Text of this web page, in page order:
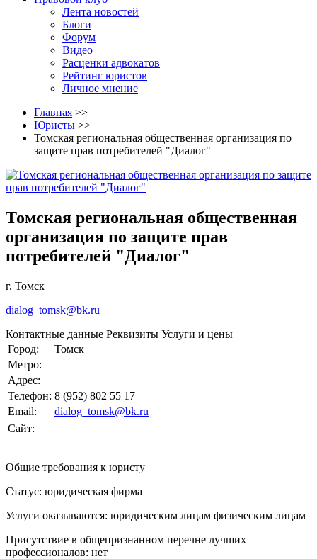
Лента новостей
Блоги
Форум
Видео
Расценки адвокатов
Рейтинг юристов
Личное мнение
Главная >>
Юристы >>
Томская региональная общественная организация по
защите прав потребителей "Диалог"
Томская региональная общественная
организация по защите прав
потребителей "Диалог"
г. Томск
dialog_tomsk@bk.ru
Контактные данные Реквизиты Услуги и цены
Город:
Томск
Метро:
Адрес:
Телефон: 8 (952) 802 55 17
Email:
dialog_tomsk@bk.ru
Сайт:
Общие требования к юристу
Статус: юридическая фирма
Услуги оказываются: юридическим лицам физическим лицам
Присутствие в общепризнанном перечне лучших
профессионалов: нет